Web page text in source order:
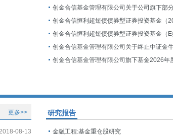
更多>>
08-13
研究报告
金融工程:基金重仓股研究